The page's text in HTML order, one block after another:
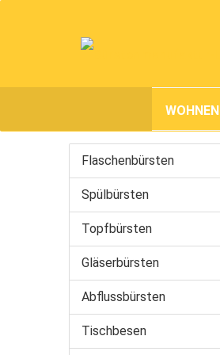
WOHNEN
Flaschenbürsten
Spülbürsten
Topfbürsten
Gläserbürsten
Abflussbürsten
Tischbesen